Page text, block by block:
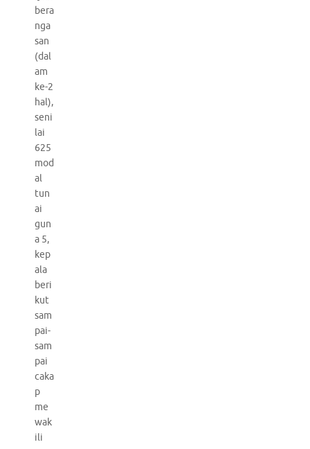
bera
nga
san
(dal
am
ke-2
hal),
seni
lai
625
mod
al
tun
ai
gun
a 5,
kep
ala
beri
kut
sam
pai-
sam
pai
caka
p
me
wak
ili